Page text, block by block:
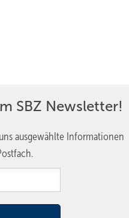
SBZ Newsletter!
ausgewählte Informationen